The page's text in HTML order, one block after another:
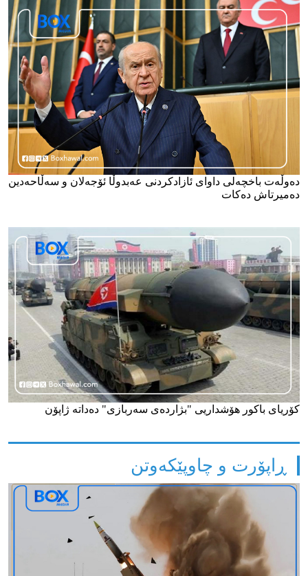
دەوڵەت باخچەلی داوای ئازادکردنی عەبدوڵا ئۆجەلان و سەڵاحەدین
دەمیرتاش دەکات
کۆریای باکور هۆشداریی "بژاردەی سەربازی" دەداتە ژاپۆن
ڕاپۆرت و چاوپێکەوتن